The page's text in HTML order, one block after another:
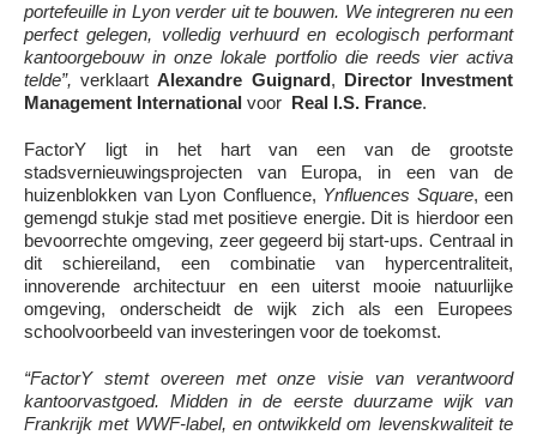
portefeuille in Lyon verder uit te bouwen. We integreren nu een
perfect gelegen, volledig verhuurd en ecologisch performant
kantoorgebouw in onze lokale portfolio die reeds vier activa
telde”,verklaartAlexandre Guignard, Director Investment
Management International voor Real I.S. France.
FactorY ligt in het hart van een van de grootste
stadsvernieuwingsprojecten van Europa, in een van de
huizenblokken van Lyon Confluence, Ynfluences Square, een
gemengd stukje stad met positieve energie. Dit is hierdoor een
bevoorrechte omgeving, zeer gegeerd bij start-ups. Centraal in
dit schiereiland, een combinatie van hypercentraliteit,
innoverende architectuur en een uiterst mooie natuurlijke
omgeving, onderscheidt de wijk zich als een Europees
schoolvoorbeeld van investeringen voor de toekomst.
“FactorY stemt overeen met onze visie van verantwoord
kantoorvastgoed. Midden in de eerste duurzame wijk van
Frankrijk met WWF-label, en ontwikkeld om levenskwaliteit te